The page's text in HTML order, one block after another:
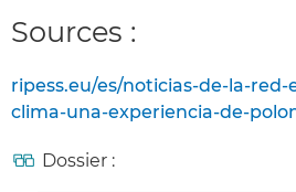
Sources :
ripess.eu/es/noticias-de-la-
clima-una-experiencia-de-
Dossier :